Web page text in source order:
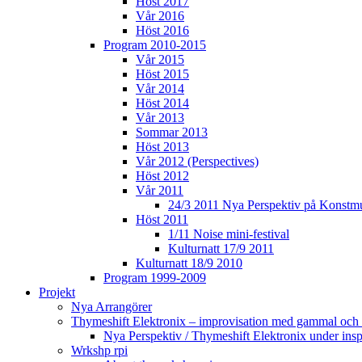
Vår 2016
Höst 2016
Program 2010-2015
Vår 2015
Höst 2015
Vår 2014
Höst 2014
Vår 2013
Sommar 2013
Höst 2013
Vår 2012 (Perspectives)
Höst 2012
Vår 2011
24/3 2011 Nya Perspektiv på
Höst 2011
1/11 Noise mini-festival
Kulturnatt 17/9 2011
Kulturnatt 18/9 2010
Program 1999-2009
Projekt
Nya Arrangörer
Thymeshift Elektronix – improvisation med gammal
Nya Perspektiv / Thymeshift Elektronix under
Wrkshp rpi